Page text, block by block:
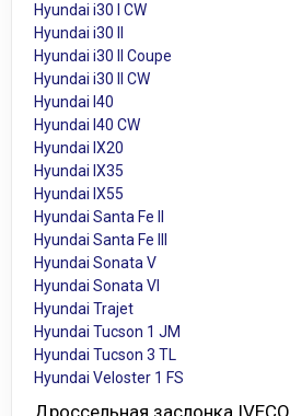
Hyundai i30 I CW
Hyundai i30 II
Hyundai i30 II Coupe
Hyundai i30 II CW
Hyundai I40
Hyundai I40 CW
Hyundai IX20
Hyundai IX35
Hyundai IX55
Hyundai Santa Fe II
Hyundai Santa Fe III
Hyundai Sonata V
Hyundai Sonata VI
Hyundai Trajet
Hyundai Tucson 1 JM
Hyundai Tucson 3 TL
Hyundai Veloster 1 FS